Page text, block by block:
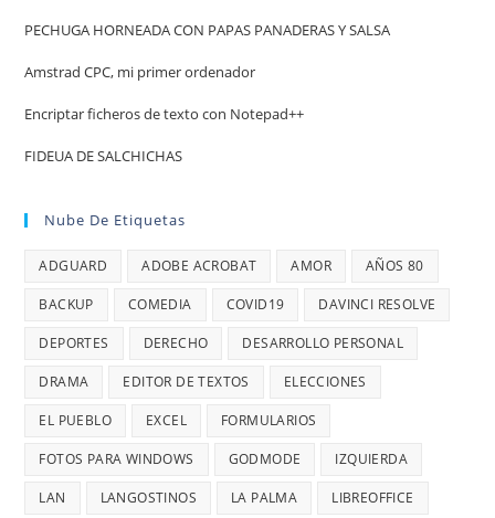
PECHUGA HORNEADA CON PAPAS PANADERAS Y SALSA
Amstrad CPC, mi primer ordenador
Encriptar ficheros de texto con Notepad++
FIDEUA DE SALCHICHAS
Nube De Etiquetas
ADGUARD ADOBE ACROBAT AMOR AÑOS 80
BACKUP COMEDIA COVID19 DAVINCI RESOLVE
DEPORTES DERECHO DESARROLLO PERSONAL
DRAMA EDITOR DE TEXTOS ELECCIONES
EL PUEBLO EXCEL FORMULARIOS
FOTOS PARA WINDOWS GODMODE IZQUIERDA
LAN LANGOSTINOS LA PALMA LIBREOFFICE